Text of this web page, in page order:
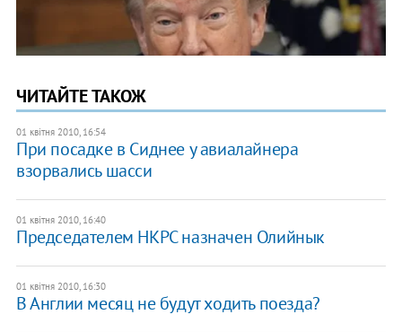
ЧИТАЙТЕ ТАКОЖ
01 квітня 2010, 16:54
При посадке в Сиднее у авиалайнера
взорвались шасси
01 квітня 2010, 16:40
Председателем НКРС назначен Олийнык
01 квітня 2010, 16:30
В Англии месяц не будут ходить поезда?